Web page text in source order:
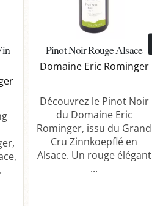
Pinot Noir Rouge Alsace
Domaine Eric Rominger
Découvrez le Pinot Noir
du Domaine Eric
Rominger, issu du Grand
Cru Zinnkoepflé en
Alsace. Un rouge élégant
...